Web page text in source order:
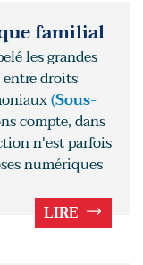
familial
les grandes
droits
(Sous-
compte, dans
n'est parfois
numériques
LIRE